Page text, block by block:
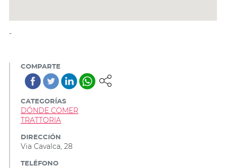
-
COMPARTE
CATEGORÍAS
DÓNDE COMER
TRATTORIA
DIRECCIÓN
Via Cavalca, 28
TELÉFONO